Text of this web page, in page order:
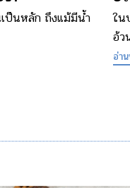
ป็นหลัก ถึงแม้มีน้ำ
ใน
อ้ว
อ่า